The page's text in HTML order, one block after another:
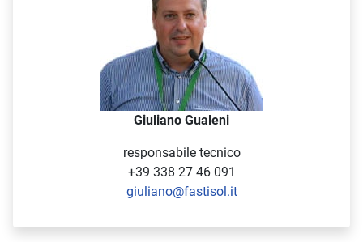
Giuliano Gualeni
responsabile tecnico
+39 338 27 46 091
giuliano@fastisol.it